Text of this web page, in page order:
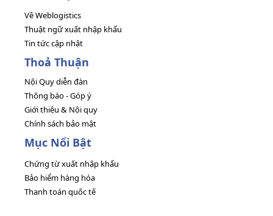
Về Weblogistics
Thuật ngữ xuất nhập khẩu
Tin tức cập nhật
Thoả Thuận
Nội Quy diễn đàn
Thông báo - Góp ý
Giới thiệu & Nội quy
Chính sách bảo mật
Mục Nổi Bật
Chứng từ xuất nhập khẩu
Bảo hiểm hàng hóa
Thanh toán quốc tế